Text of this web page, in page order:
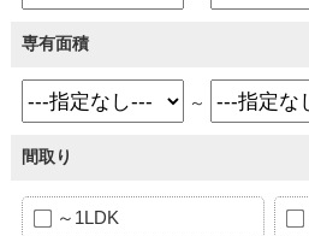
専有面積
～
間取り
～1LDK